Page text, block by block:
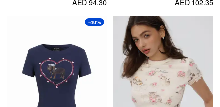
AED 102.35
AED 94.30
-40%